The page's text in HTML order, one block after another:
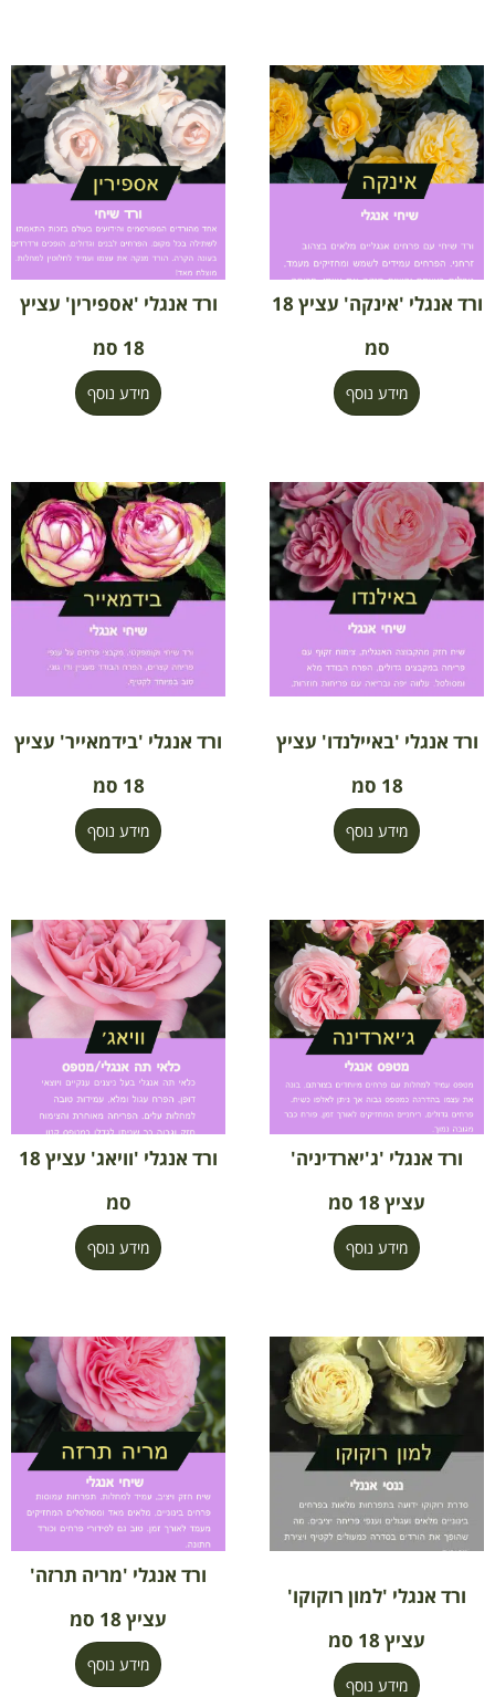
ורד אנגלי 'אינקה' עציץ 18
סמ
מידע נוסף
ורד אנגלי 'אספירין' עציץ
18 סמ
מידע נוסף
ורד אנגלי 'באיילנדו' עציץ
18 סמ
מידע נוסף
ורד אנגלי 'בידמאייר' עציץ
18 סמ
מידע נוסף
ורד אנגלי 'ג'יארדיניה'
עציץ 18 סמ
מידע נוסף
ורד אנגלי 'וויאג' עציץ 18
סמ
מידע נוסף
ורד אנגלי 'למון רוקוקו'
עציץ 18 סמ
מידע נוסף
ורד אנגלי 'מריה תרזה'
עציץ 18 סמ
מידע נוסף